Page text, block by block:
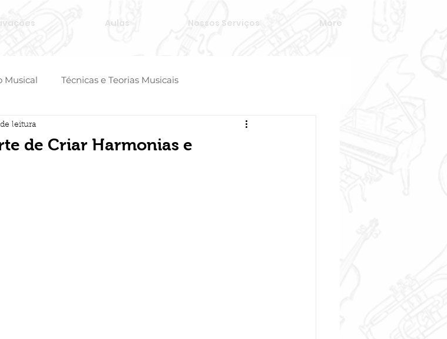
Aulas Nossos Serviços More
Musical Técnicas e Teorias Musicais
de Criar Harmonias e
leitura